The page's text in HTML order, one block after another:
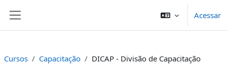
Acessar
Cursos Capacitação DICAP - Divisão de Capacitação